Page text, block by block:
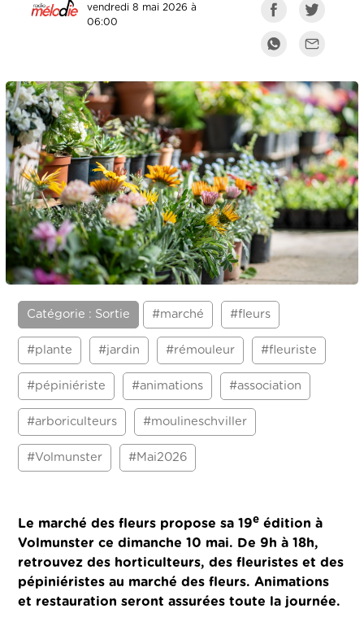
vendredi 8 mai 2026 à
06:00
Catégorie : Sortie #marché #fleurs
#plante #jardin #rémouleur #fleuriste
#pépiniériste #animations #association
#arboriculteurs #moulineschviller
#Volmunster #Mai2026
Le marché des fleurs propose sa 19e édition à
Volmunster ce dimanche 10 mai. De 9h à 18h,
retrouvez des horticulteurs, des fleuristes et des
pépiniéristes au marché des fleurs. Animations
et restauration seront assurées toute la journée.